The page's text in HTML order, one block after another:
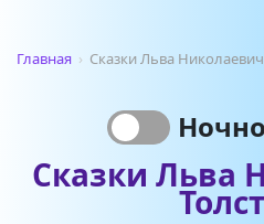
Главная › Сказки Льва
Сказки Льва